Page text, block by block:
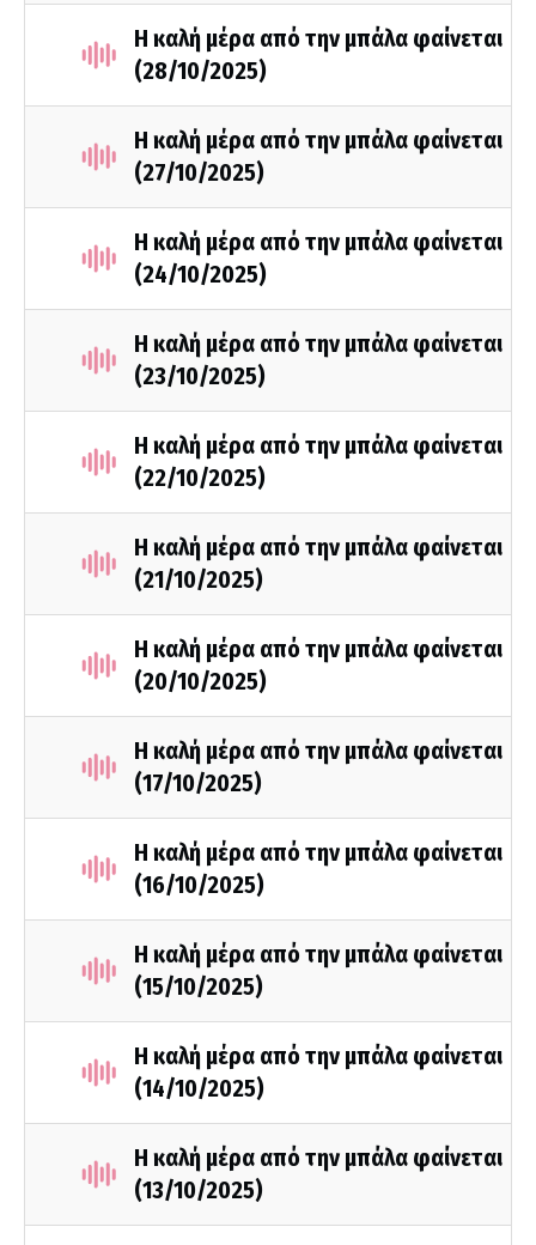
Η καλή μέρα από την μπάλα φαίνεται
(28/10/2025)
Η καλή μέρα από την μπάλα φαίνεται
(27/10/2025)
Η καλή μέρα από την μπάλα φαίνεται
(24/10/2025)
Η καλή μέρα από την μπάλα φαίνεται
(23/10/2025)
Η καλή μέρα από την μπάλα φαίνεται
(22/10/2025)
Η καλή μέρα από την μπάλα φαίνεται
(21/10/2025)
Η καλή μέρα από την μπάλα φαίνεται
(20/10/2025)
Η καλή μέρα από την μπάλα φαίνεται
(17/10/2025)
Η καλή μέρα από την μπάλα φαίνεται
(16/10/2025)
Η καλή μέρα από την μπάλα φαίνεται
(15/10/2025)
Η καλή μέρα από την μπάλα φαίνεται
(14/10/2025)
Η καλή μέρα από την μπάλα φαίνεται
(13/10/2025)